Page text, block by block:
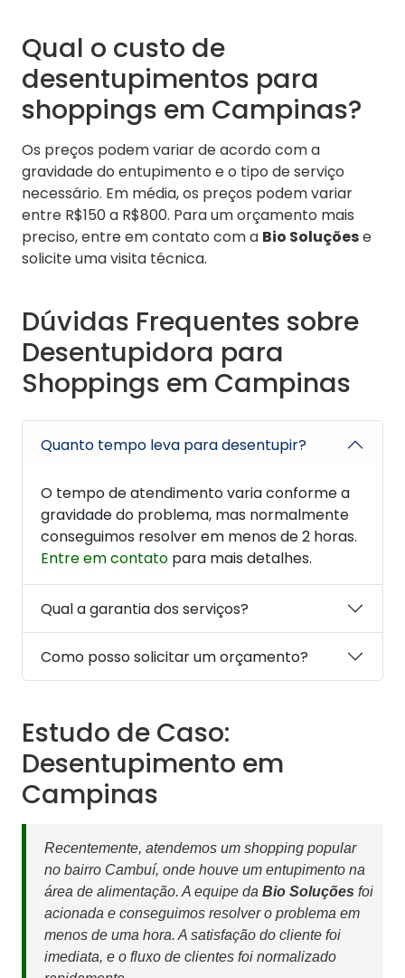
Qual o custo de
desentupimentos para
shoppings em Campinas?
Os preços podem variar de acordo com a
gravidade do entupimento e o tipo de serviço
necessário. Em média, os preços podem variar
entre R$150 a R$800. Para um orçamento mais
preciso, entre em contato com a Bio Soluçõese
solicite uma visita técnica.
Dúvidas Frequentes sobre
Desentupidora para
Shoppings em Campinas
Quanto tempo leva para desentupir?
O tempo de atendimento varia conforme a
gravidade do problema, mas normalmente
conseguimos resolver em menos de 2 horas.
Entre em contato para mais detalhes.
Qual a garantia dos serviços?
Como posso solicitar um orçamento?
Estudo de Caso:
Desentupimento em
Campinas
Recentemente, atendemos um shopping popular
no bairro Cambuí, onde houve um entupimento na
área de alimentação. A equipe da Bio Soluções foi
acionada e conseguimos resolver o problema em
menos de uma hora. A satisfação do cliente foi
imediata, e o fluxo de clientes foi normalizado